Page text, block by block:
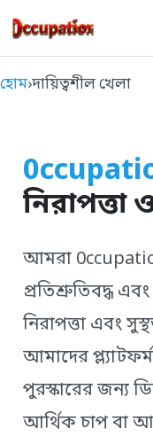
হোম›দায়িত্বশীল খেলা
নিরাপত্তা
আমরা
প্রতিশ্রুতিবদ্ধ
নিরাপত্তা এবং
আমাদের
পুরস্কারের জন্য
আর্থিক চাপ বা